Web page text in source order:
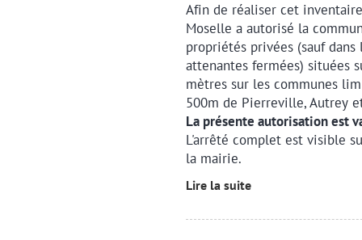
Afin de réaliser cet
Moselle a autorisé la
propriétés privées (sauf
attenantes fermées) situées
mètres sur les communes
500m de Pierreville, Autrey
La présente autorisation est
L'arrêté complet est visible
la mairie.
Lire la suite